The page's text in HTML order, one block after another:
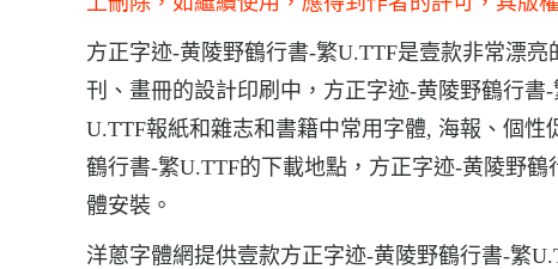
方正字迹-黄陵野鶴行書-繁U.TTF是壹款非常漂
刊、畫冊的設計印刷中，方正字迹-黄陵野鶴行
U.TTF報紙和雜志和書籍中常用字體, 海報、個
鶴行書-繁U.TTF的下載地點，方正字迹-黄陵野
體安裝。
洋蔥字體網提供壹款方正字迹-黄陵野鶴行書-繁